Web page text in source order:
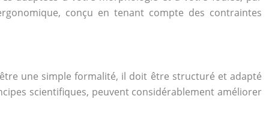
conçu en tenant compte des contraintes
une simple formalité, il doit être structuré et adapté
scientifiques, peuvent considérablement améliorer